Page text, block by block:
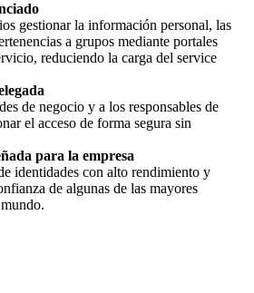
gestionar la información personal, las
a grupos mediante portales
reduciendo la carga del service
de negocio y a los responsables de
el acceso de forma segura sin
para la empresa
identidades con alto rendimiento y
de algunas de las mayores